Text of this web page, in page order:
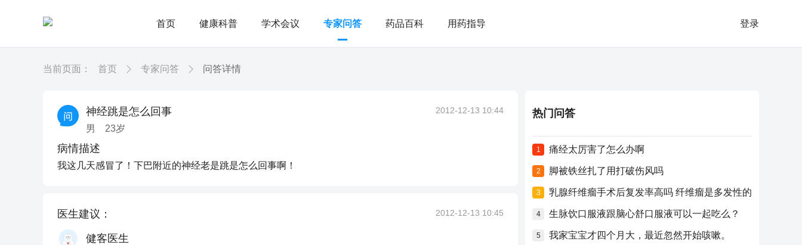
首页 健康科普 学术会议 专家问答 药品百科 用药指导 登录
当前页面： 首页 专家问答 问答详情
神经跳是怎么回事
男 23岁
2012-12-13 10:44
病情描述
我这几天感冒了！下巴附近的神经老是跳是怎么回事啊！
医生建议： 2012-12-13 10:45
健客医生
热门问答
1 痛经太厉害了怎么办啊
2 脚被铁丝扎了用打破伤风吗
3 乳腺纤维瘤手术后复发率高吗 纤维瘤是多发性的
4 生脉饮口服液跟脑心舒口服液可以一起吃么？
5 我家宝宝才四个月大，最近忽然开始咳嗽。